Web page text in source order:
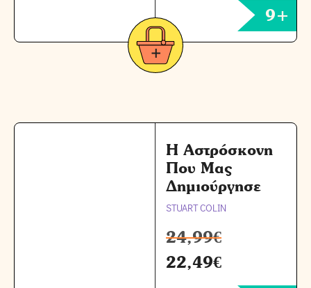
9+
Η Αστρόσκονη
Που Μας
Δημιούργησε
STUART COLIN
24,99€
22,49€